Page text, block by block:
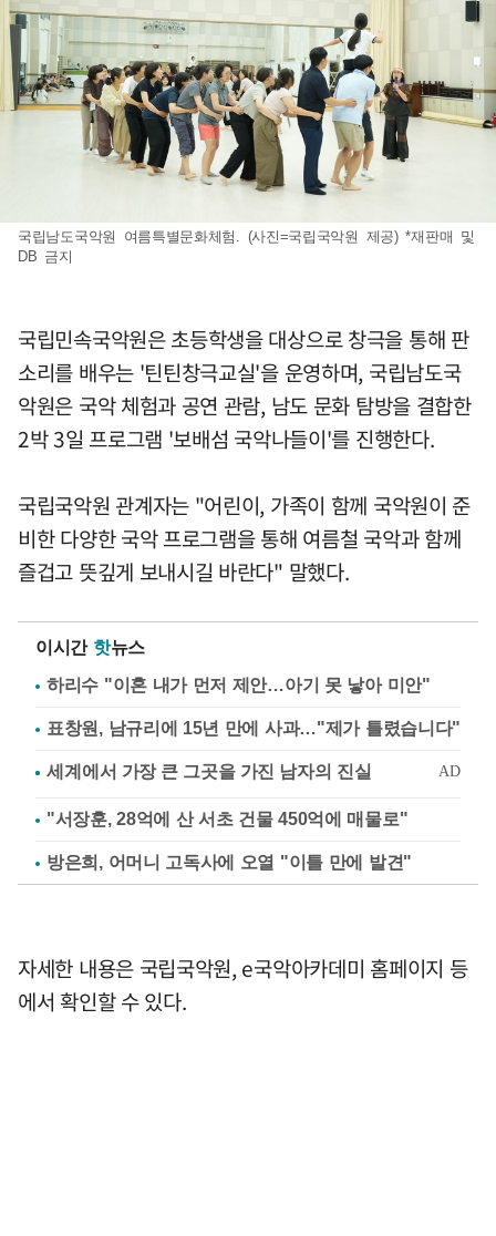
국립남도국악원 여름특별문화체험. (사진=국립국악원 제공) *재판매 및
DB 금지
국립민속국악원은 초등학생을 대상으로 창극을 통해 판
소리를 배우는 '틴틴창극교실'을 운영하며, 국립남도국
악원은 국악 체험과 공연 관람, 남도 문화 탐방을 결합한
2박 3일 프로그램 '보배섬 국악나들이'를 진행한다.
국립국악원 관계자는 "어린이, 가족이 함께 국악원이 준
비한 다양한 국악 프로그램을 통해 여름철 국악과 함께
즐겁고 뜻깊게 보내시길 바란다" 말했다.
이시간 핫뉴스
하리수 "이혼 내가 먼저 제안…아기 못 낳아 미안"
표창원, 남규리에 15년 만에 사과…"제가 틀렸습니다"
"서장훈, 28억에 산 서초 건물 450억에 매물로"
방은희, 어머니 고독사에 오열 "이틀 만에 발견"
자세한 내용은 국립국악원, e국악아카데미 홈페이지 등
에서 확인할 수 있다.